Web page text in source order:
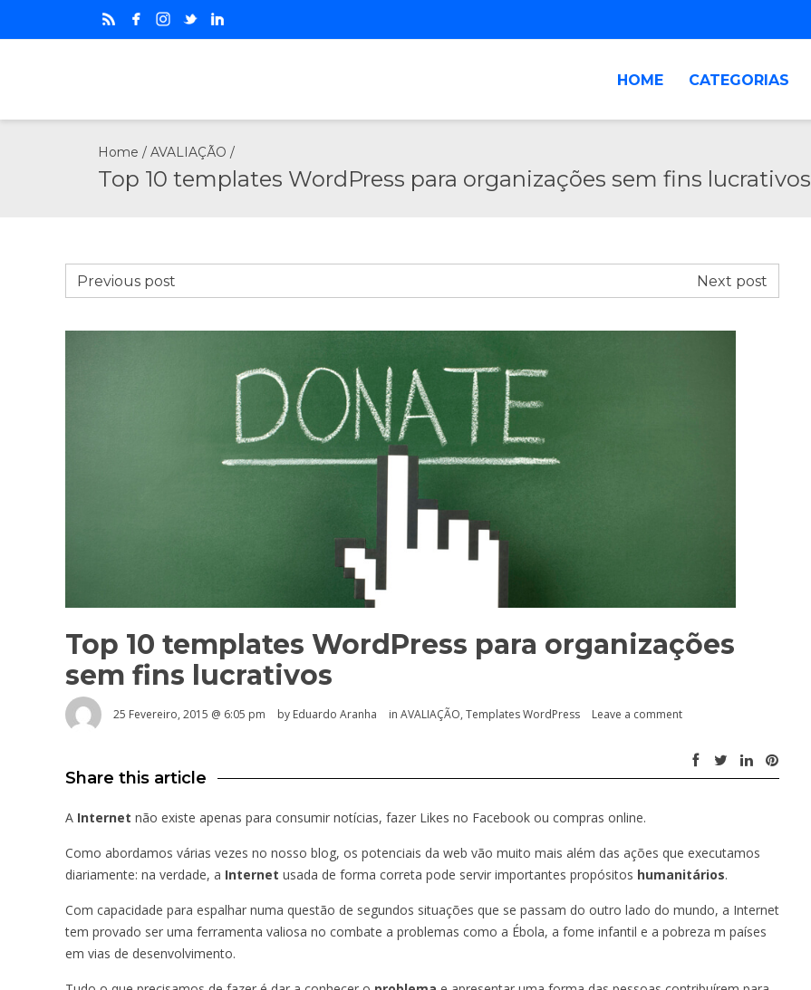
HOME CATEGORIAS
Home / AVALIAÇÃO /
Top 10 templates WordPress para organizações sem fins lucrativos
Previous post Next post
Top 10 templates WordPress para organizações
sem fins lucrativos
25 Fevereiro, 2015 @ 6:05 pm by Eduardo Aranha in AVALIAÇÃO, Templates WordPress Leave a comment
Share this article
A Internet não existe apenas para consumir notícias, fazer Likes no Facebook ou compras online.
Como abordamos várias vezes no nosso blog, os potenciais da web vão muito mais além das ações que executamos
diariamente: na verdade, a Internet usada de forma correta pode servir importantes propósitos humanitários.
Com capacidade para espalhar numa questão de segundos situações que se passam do outro lado do mundo, a Internet
tem provado ser uma ferramenta valiosa no combate a problemas como a Ébola, a fome infantil e a pobreza m países
em vias de desenvolvimento.